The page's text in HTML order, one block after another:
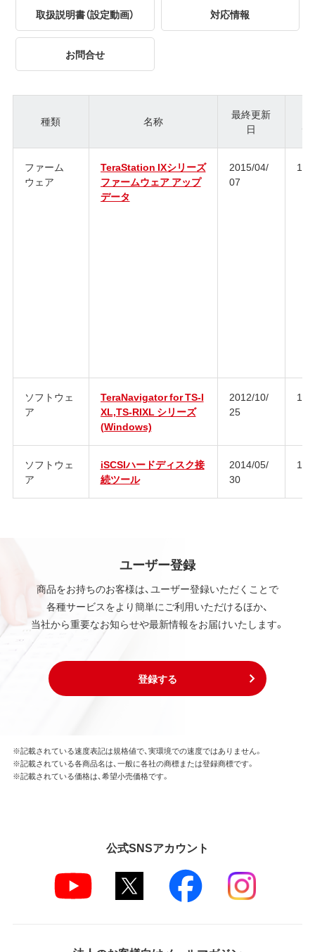
取扱説明書（設定動画） 対応情報
お問合せ
種類 名称
最終更新
日
ジ
ファーム
ウェア
TeraStation IXシリーズ
ファームウェア アップ
データ
2015/04/
07
ソフトウェ
ア
TeraNavigator for TS-I
XL,TS-RIXL シリーズ
(Windows)
2012/10/
25
ソフトウェ
ア
iSCSIハードディスク接
続ツール
2014/05/
30
ユーザー登録
商品をお持ちのお客様は、ユーザー登録いただくことで
各種サービスをより簡単にご利用いただけるほか、
当社から重要なお知らせや最新情報をお届けいたします。
登録する
※記載されている速度表記は規格値で、実環境での速度ではありません。
※記載されている各商品名は、一般に各社の商標または登録商標です。
※記載されている価格は、希望小売価格です。
公式SNSアカウント